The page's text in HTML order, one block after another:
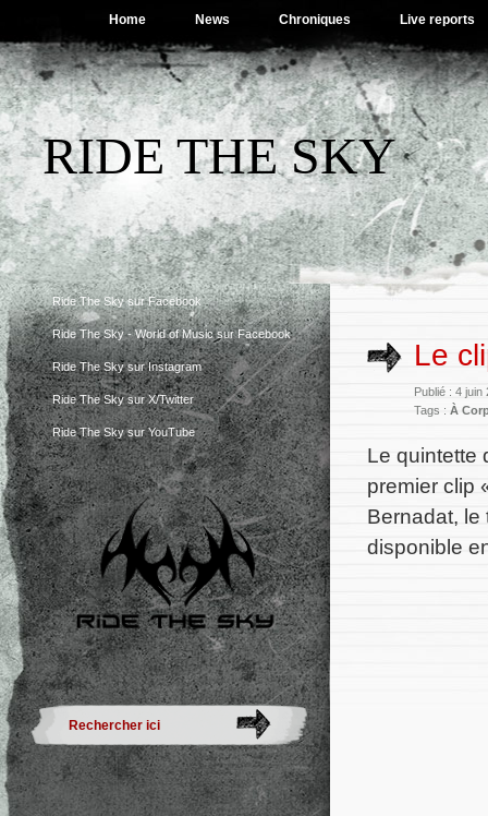
Home News Chroniques Live reports
RIDE THE SKY
Ride The Sky sur Facebook
Ride The Sky - World of Music sur Facebook
Ride The Sky sur Instagram
Ride The Sky sur X/Twitter
Ride The Sky sur YouTube
Le
Publié : 4
Tags : À
Le quintette
premier clip
Bernadat,
disponible